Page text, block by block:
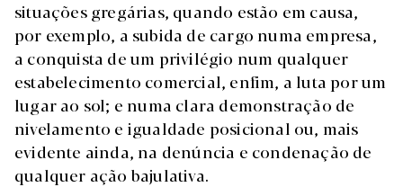
situações gregárias, quando estão em causa,
por exemplo, a subida de cargo numa empresa,
a conquista de um privilégio num qualquer
estabelecimento comercial, enfim, a luta por um
lugar ao sol; e numa clara demonstração de
nivelamento e igualdade posicional ou, mais
evidente ainda, na denúncia e condenação de
qualquer ação bajulativa.